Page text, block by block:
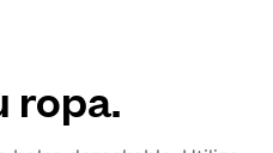
ropa.